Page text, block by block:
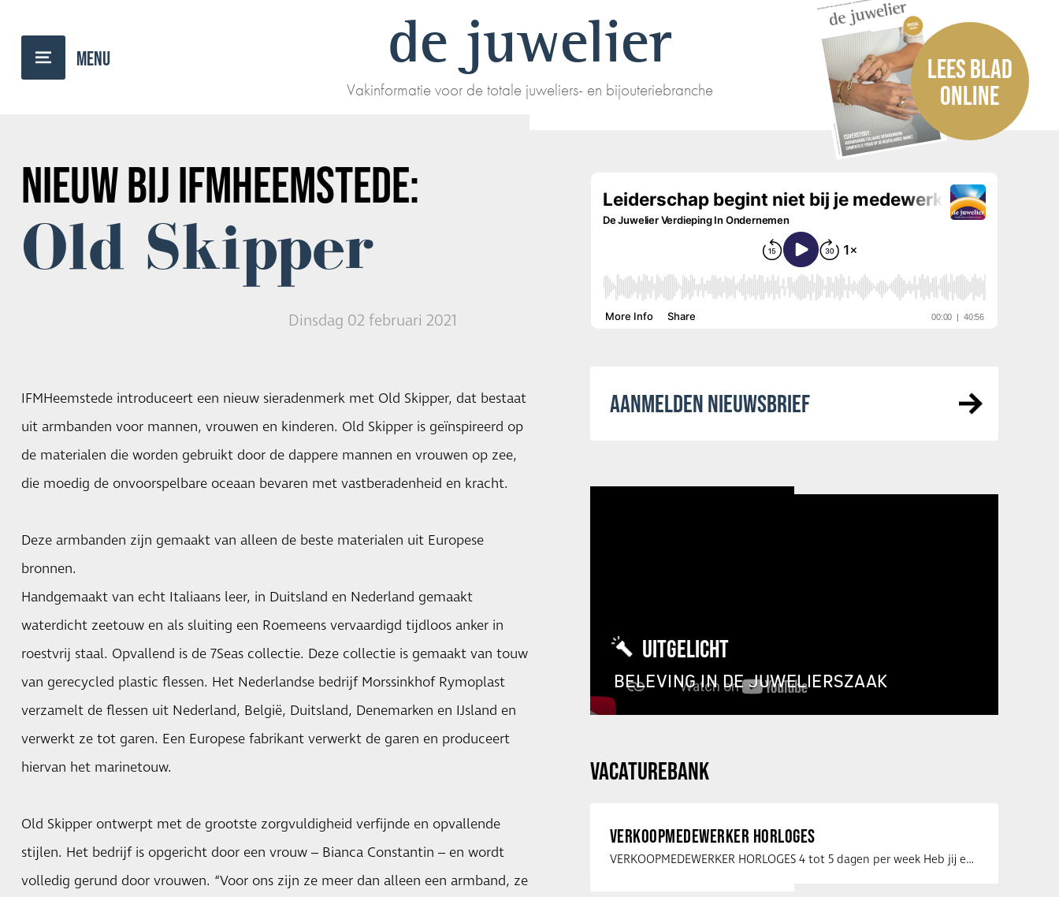
de juwelier
Vakinformatie voor de totale juweliers- en bijouteriebranche
LEES BLAD
ONLINE
NIEUW BIJ IFMHEEMSTEDE:
Old Skipper
Dinsdag 02 februari 2021
IFMHeemstede introduceert een nieuw sieradenmerk met Old Skipper, dat bestaat
uit armbanden voor mannen, vrouwen en kinderen. Old Skipper is geïnspireerd op
de materialen die worden gebruikt door de dappere mannen en vrouwen op zee,
die moedig de onvoorspelbare oceaan bevaren met vastberadenheid en kracht.
Deze armbanden zijn gemaakt van alleen de beste materialen uit Europese
bronnen.
Handgemaakt van echt Italiaans leer, in Duitsland en Nederland gemaakt
waterdicht zeetouw en als sluiting een Roemeens vervaardigd tijdloos anker in
roestvrij staal. Opvallend is de 7Seas collectie. Deze collectie is gemaakt van touw
van gerecycled plastic flessen. Het Nederlandse bedrijf Morssinkhof Rymoplast
verzamelt de flessen uit Nederland, België, Duitsland, Denemarken en IJsland en
verwerkt ze tot garen. Een Europese fabrikant verwerkt de garen en produceert
hiervan het marinetouw.
Old Skipper ontwerpt met de grootste zorgvuldigheid verfijnde en opvallende
stijlen. Het bedrijf is opgericht door een vrouw – Bianca Constantin – en wordt
volledig gerund door vrouwen. “Voor ons zijn ze meer dan alleen een armband, ze
AANMELDEN NIEUWSBRIEF
UITGELICHT
BELEVING IN DE JUWELIERSZAAK
VACATUREBANK
VERKOOPMEDEWERKER HORLOGES
VERKOOPMEDEWERKER HORLOGES 4 tot 5 dagen per week Heb jij een passie voor …